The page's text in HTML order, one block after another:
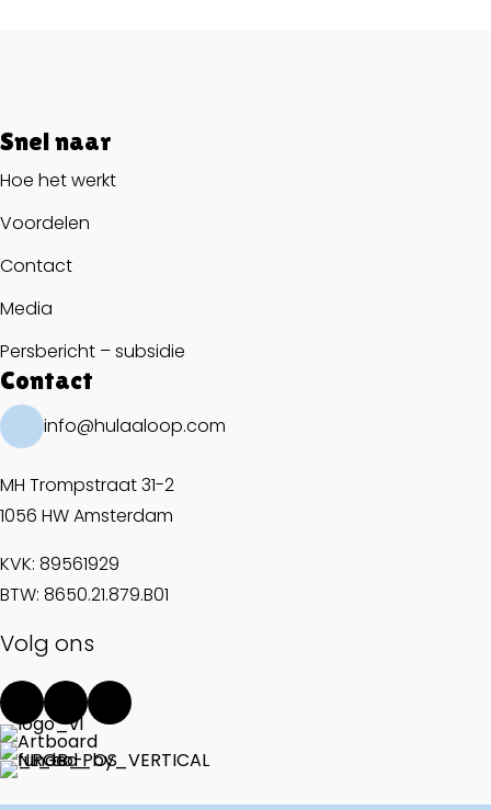
Snel naar
Hoe het werkt
Voordelen
Contact
Media
Persbericht – subsidie
Contact
info@hulaaloop.com
MH Trompstraat 31-2
1056 HW Amsterdam
KVK: 89561929
BTW: 8650.21.879.B01
Volg ons